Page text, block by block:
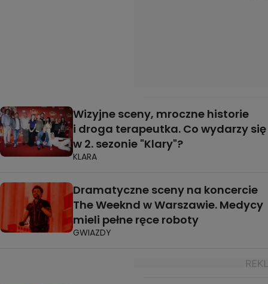
Wizyjne sceny, mroczne historie
i droga terapeutka. Co wydarzy się
w 2. sezonie "Klary"?
KLARA
Dramatyczne sceny na koncercie
The Weeknd w Warszawie. Medycy
mieli pełne ręce roboty
GWIAZDY